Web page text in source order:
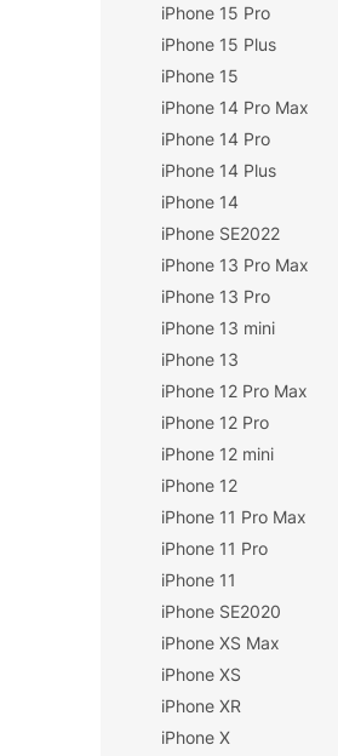
iPhone 15 Pro
iPhone 15 Plus
iPhone 15
iPhone 14 Pro Max
iPhone 14 Pro
iPhone 14 Plus
iPhone 14
iPhone SE2022
iPhone 13 Pro Max
iPhone 13 Pro
iPhone 13 mini
iPhone 13
iPhone 12 Pro Max
iPhone 12 Pro
iPhone 12 mini
iPhone 12
iPhone 11 Pro Max
iPhone 11 Pro
iPhone 11
iPhone SE2020
iPhone XS Max
iPhone XS
iPhone XR
iPhone X